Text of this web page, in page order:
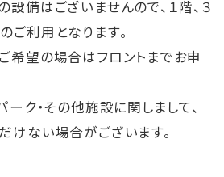
備はございませんので、１階、３
ご利用となります。
希望の場合はフロントまでお申
ーク・その他施設に関しまして、
けない場合がございます。